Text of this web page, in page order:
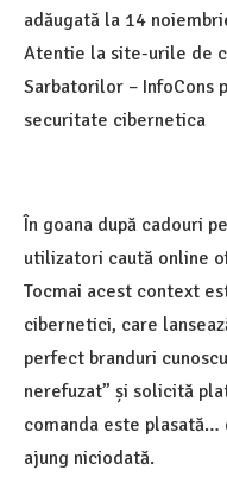
adăugată la 14
Atentie la site-urile de
Sarbatorilor – InfoCons
securitate cibernetica
În goana după cadouri
utilizatori caută online
Tocmai acest context
cibernetici, care
perfect branduri
nerefuzat” și solicită
comanda este plasată…
ajung niciodată.